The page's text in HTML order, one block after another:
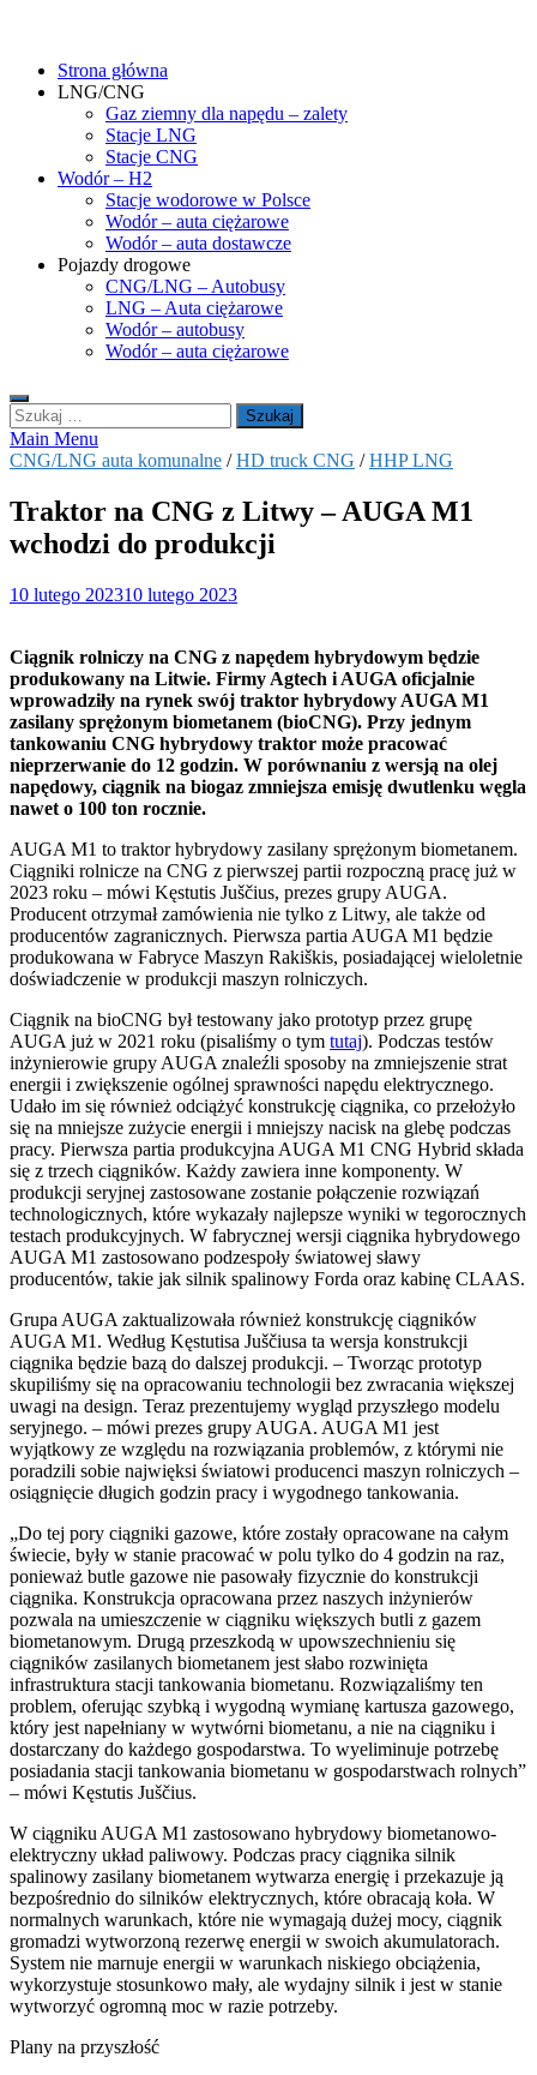
content
(wodór). Opisy pojazdów, tankowanie gazu ziemnego i wodoru,
rynek paliw gazowych, analizy.
Strona główna
LNG/CNG
Gaz ziemny dla napędu – zalety
Stacje LNG
Stacje CNG
Wodór – H2
Stacje wodorowe w Polsce
Wodór – auta ciężarowe
Wodór – auta dostawcze
Pojazdy drogowe
CNG/LNG – Autobusy
LNG – Auta ciężarowe
Wodór – autobusy
Wodór – auta ciężarowe
Szukaj:
Main Menu
CNG/LNG auta komunalne /HD truck CNG /HHP LNG
Traktor na CNG z Litwy – AUGA M1
wchodzi do produkcji
10 lutego 202310 lutego 2023
Ciągnik rolniczy na CNG z napędem hybrydowym będzie
produkowany na Litwie. Firmy Agtech i AUGA oficjalnie
wprowadziły na rynek swój traktor hybrydowy AUGA M1
zasilany sprężonym biometanem (bioCNG). Przy jednym
tankowaniu CNG hybrydowy traktor może pracować
nieprzerwanie do 12 godzin. W porównaniu z wersją na olej
napędowy, ciągnik na biogaz zmniejsza emisję dwutlenku węgla
nawet o 100 ton rocznie.
AUGA M1 to traktor hybrydowy zasilany sprężonym biometanem.
Ciągniki rolnicze na CNG z pierwszej partii rozpoczną pracę już w
2023 roku – mówi Kęstutis Juščius, prezes grupy AUGA.
Producent otrzymał zamówienia nie tylko z Litwy, ale także od
producentów zagranicznych. Pierwsza partia AUGA M1 będzie
produkowana w Fabryce Maszyn Rakiškis, posiadającej wieloletnie
doświadczenie w produkcji maszyn rolniczych.
Ciągnik na bioCNG był testowany jako prototyp przez grupę
AUGA już w 2021 roku (pisaliśmy o tym tutaj). Podczas testów
inżynierowie grupy AUGA znaleźli sposoby na zmniejszenie strat
energii i zwiększenie ogólnej sprawności napędu elektrycznego.
Udało im się również odciążyć konstrukcję ciągnika, co przełożyło
się na mniejsze zużycie energii i mniejszy nacisk na glebę podczas
pracy. Pierwsza partia produkcyjna AUGA M1 CNG Hybrid składa
się z trzech ciągników. Każdy zawiera inne komponenty. W
produkcji seryjnej zastosowane zostanie połączenie rozwiązań
technologicznych, które wykazały najlepsze wyniki w tegorocznych
testach produkcyjnych. W fabrycznej wersji ciągnika hybrydowego
AUGA M1 zastosowano podzespoły światowej sławy
producentów, takie jak silnik spalinowy Forda oraz kabinę CLAAS.
Grupa AUGA zaktualizowała również konstrukcję ciągników
AUGA M1. Według Kęstutisa Juščiusa ta wersja konstrukcji
ciągnika będzie bazą do dalszej produkcji. – Tworząc prototyp
skupiliśmy się na opracowaniu technologii bez zwracania większej
uwagi na design. Teraz prezentujemy wygląd przyszłego modelu
seryjnego. – mówi prezes grupy AUGA. AUGA M1 jest
wyjątkowy ze względu na rozwiązania problemów, z którymi nie
poradzili sobie najwięksi światowi producenci maszyn rolniczych –
osiągnięcie długich godzin pracy i wygodnego tankowania.
„Do tej pory ciągniki gazowe, które zostały opracowane na całym
świecie, były w stanie pracować w polu tylko do 4 godzin na raz,
ponieważ butle gazowe nie pasowały fizycznie do konstrukcji
ciągnika. Konstrukcja opracowana przez naszych inżynierów
pozwala na umieszczenie w ciągniku większych butli z gazem
biometanowym. Drugą przeszkodą w upowszechnieniu się
ciągników zasilanych biometanem jest słabo rozwinięta
infrastruktura stacji tankowania biometanu. Rozwiązaliśmy ten
problem, oferując szybką i wygodną wymianę kartusza gazowego,
który jest napełniany w wytwórni biometanu, a nie na ciągniku i
dostarczany do każdego gospodarstwa. To wyeliminuje potrzebę
posiadania stacji tankowania biometanu w gospodarstwach rolnych”
– mówi Kęstutis Juščius.
W ciągniku AUGA M1 zastosowano hybrydowy biometanowo-
elektryczny układ paliwowy. Podczas pracy ciągnika silnik
spalinowy zasilany biometanem wytwarza energię i przekazuje ją
bezpośrednio do silników elektrycznych, które obracają koła. W
normalnych warunkach, które nie wymagają dużej mocy, ciągnik
gromadzi wytworzoną rezerwę energii w swoich akumulatorach.
System nie marnuje energii w warunkach niskiego obciążenia,
wykorzystuje stosunkowo mały, ale wydajny silnik i jest w stanie
wytworzyć ogromną moc w razie potrzeby.
Plany na przyszłość